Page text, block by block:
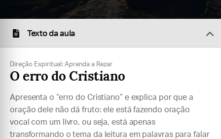
Texto da aula
Direção Espiritual: Aprenda a Rezar
O erro do Cristiano
Apresenta o “erro do Cristiano” e explica por que a
oração dele não dá fruto: ele está fazendo oração
vocal com um livro, ou seja, está apenas
transformando o tema da leitura em palavras para falar